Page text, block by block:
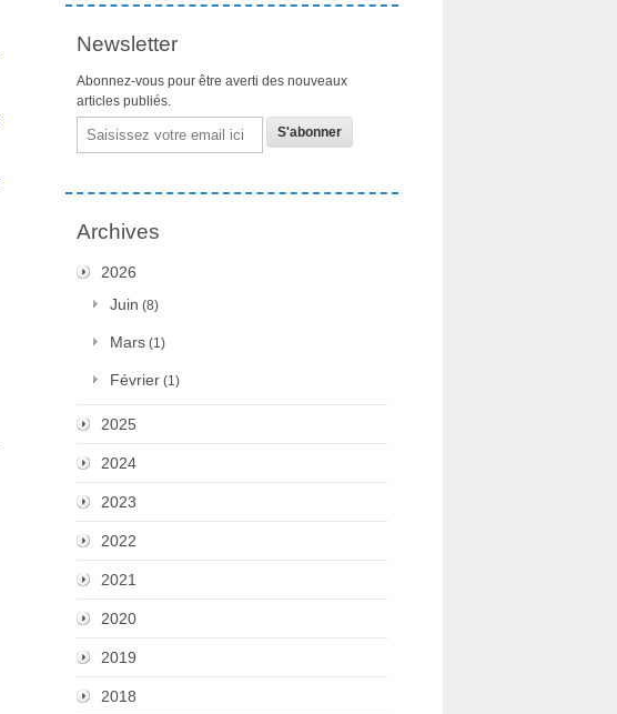
Newsletter
Abonnez-vous pour être averti des nouveaux
articles publiés.
Email
Archives
2026
Juin (8)
Mars (1)
Février (1)
2025
2024
2023
2022
2021
2020
2019
2018